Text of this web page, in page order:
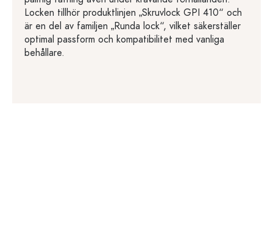
Locken tillhör produktlinjen „Skruvlock GPI 410“ och
är en del av familjen „Runda lock“, vilket säkerställer
optimal passform och kompatibilitet med vanliga
behållare.